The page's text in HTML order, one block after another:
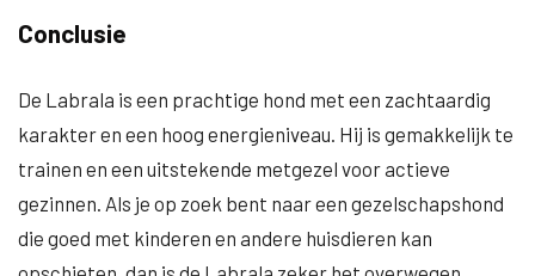
Conclusie
De Labrala is een prachtige hond met een zachtaardig
karakter en een hoog energieniveau. Hij is gemakkelijk te
trainen en een uitstekende metgezel voor actieve
gezinnen. Als je op zoek bent naar een gezelschapshond
die goed met kinderen en andere huisdieren kan